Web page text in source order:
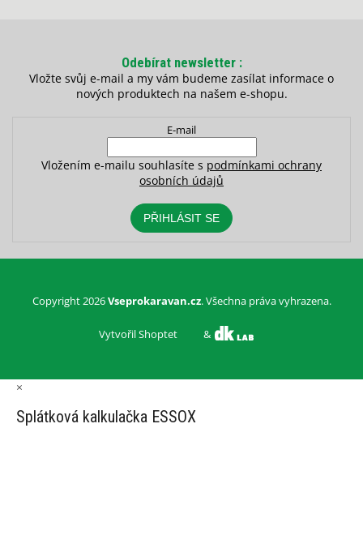
Odebírat newsletter
Vložte svůj e-mail a my vám budeme zasílat informace o
nových produktech na našem e-shopu.
E-mail
Vložením e-mailu souhlasíte s podmínkami ochrany
osobních údajů
PŘIHLÁSIT SE
Vytvořil Shoptet &
Copyright 2026Vseprokaravan.cz. Všechna práva vyhrazena.
×
Splátková kalkulačka ESSOX